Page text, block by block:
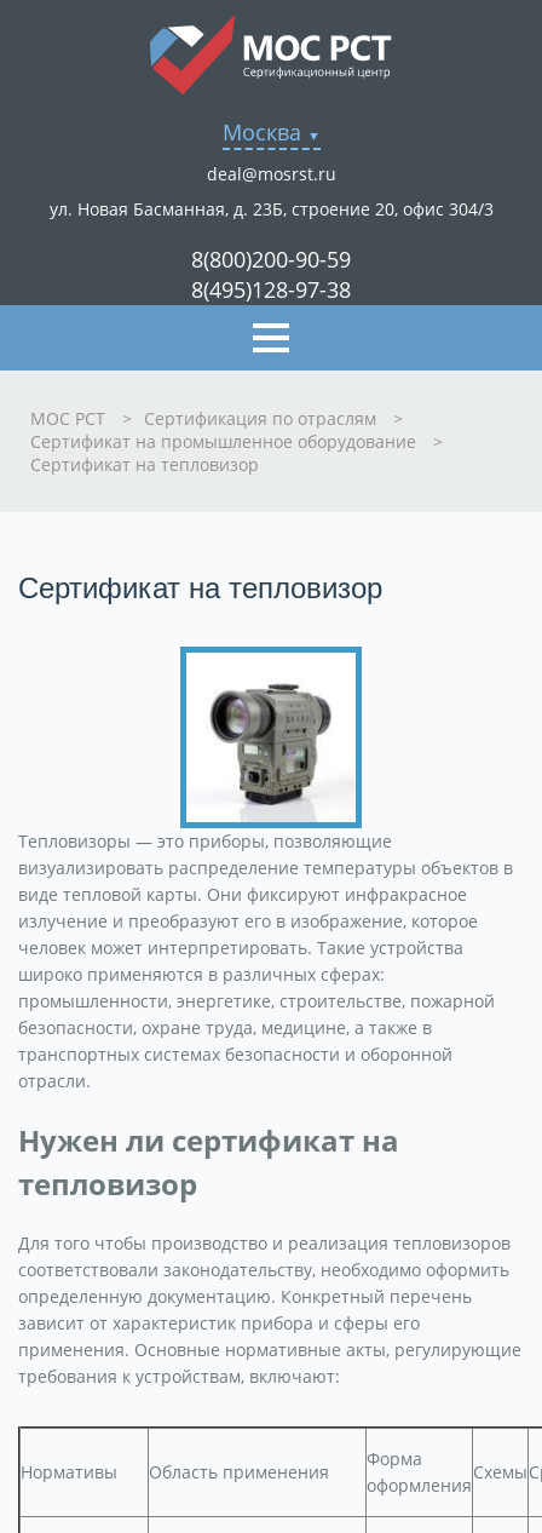
Москва
deal@mosrst.ru
ул. Новая Басманная, д. 23Б, строение 20, офис 304/3
8(800)200-90-59
8(495)128-97-38
МОС РСТ > Сертификация по отраслям
>
Сертификат на промышленное оборудование
>
Сертификат на тепловизор
Сертификат на тепловизор
Тепловизоры — это приборы, позволяющие
визуализировать распределение температуры объектов в
виде тепловой карты. Они фиксируют инфракрасное
излучение и преобразуют его в изображение, которое
человек может интерпретировать. Такие устройства
широко применяются в различных сферах:
промышленности, энергетике, строительстве, пожарной
безопасности, охране труда, медицине, а также в
транспортных системах безопасности и оборонной
отрасли.
Нужен ли сертификат на
тепловизор
Для того чтобы производство и реализация тепловизоров
соответствовали законодательству, необходимо оформить
определенную документацию. Конкретный перечень
зависит от характеристик прибора и сферы его
применения. Основные нормативные акты, регулирующие
требования к устройствам, включают:
Нормативы Область применения
Форма
оформления
Схемы